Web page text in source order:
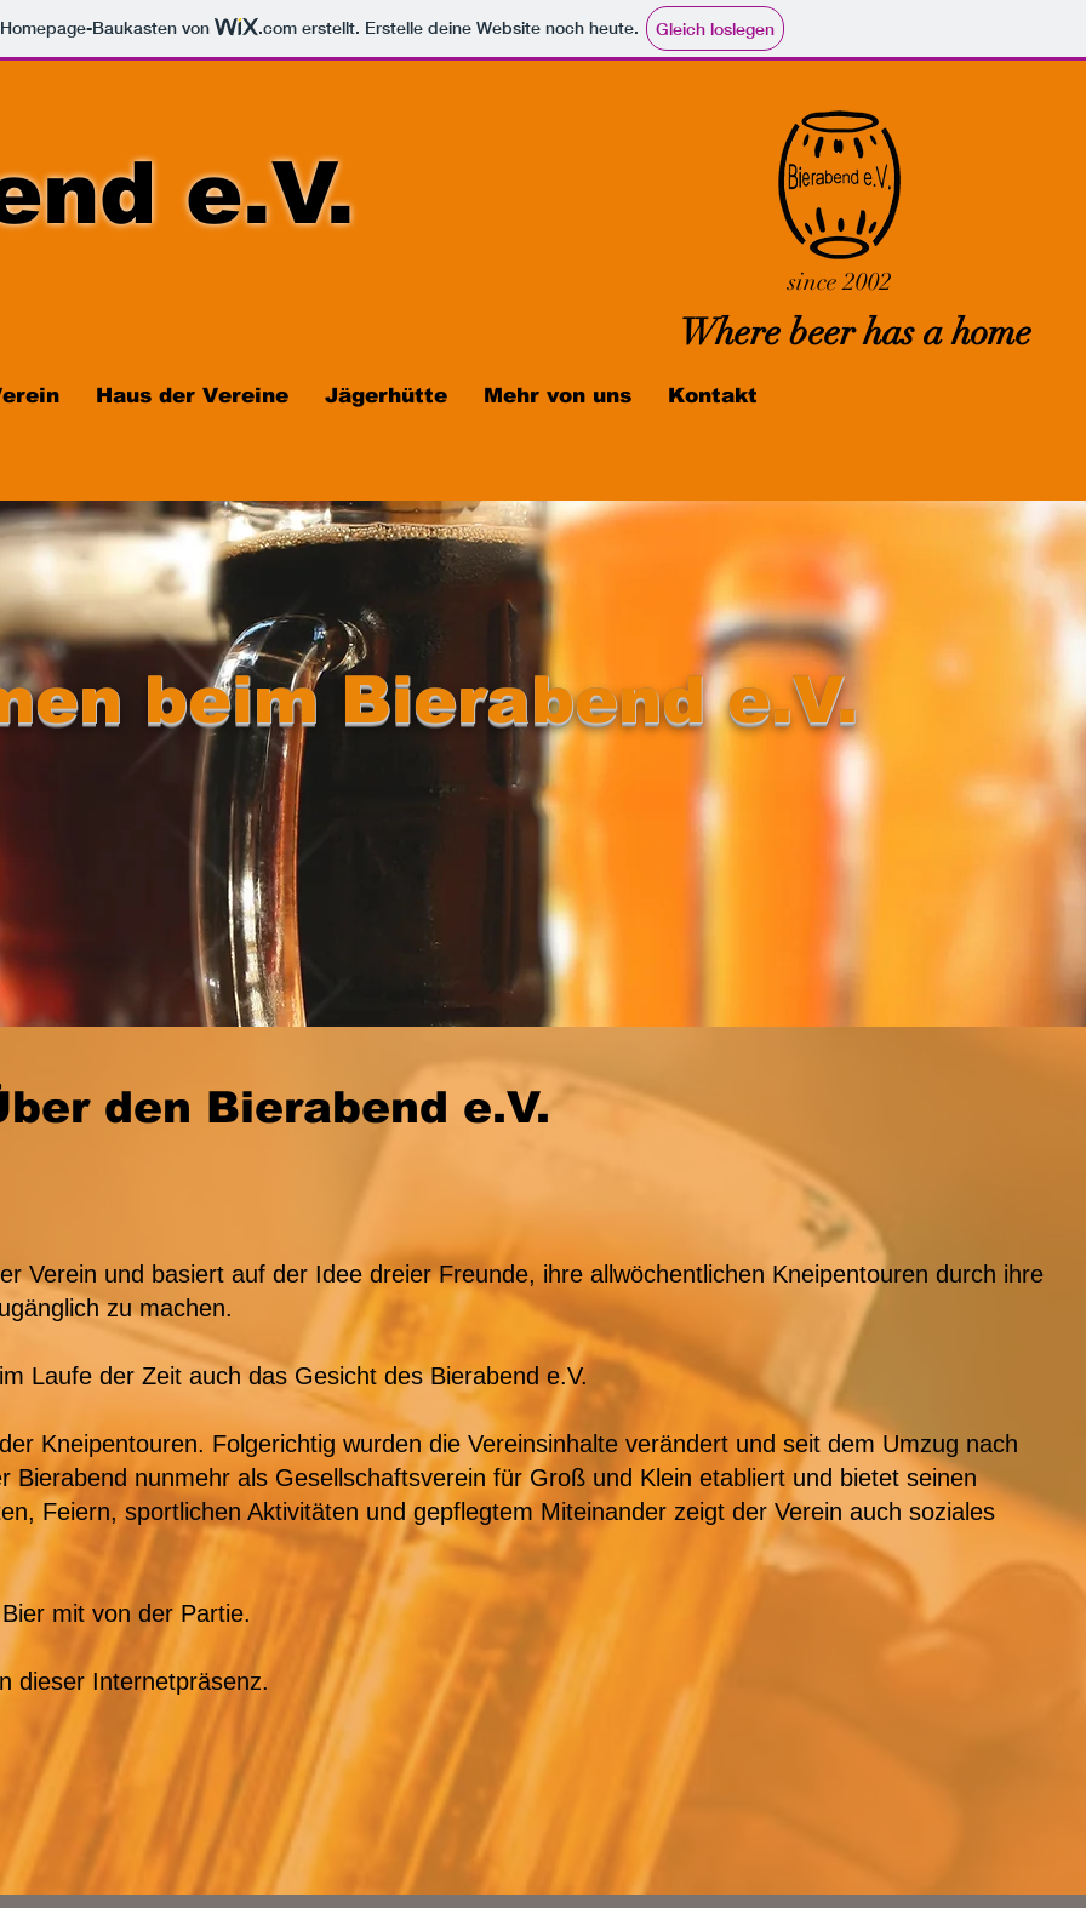
Baukasten von .com erstellt. Erstelle deine Website noch heute. Gleich loslegen
e.V.
since 2002
Where beer has a home
Haus der Vereine Jägerhütte Mehr von uns Kontakt
beim Bierabend e.V.
den Bierabend e.V.
Verein und basiert auf der Idee dreier Freunde, ihre allwöchentlichen Kneipentouren durch ihre
zu machen.
Laufe der Zeit auch das Gesicht des Bierabend e.V.
Kneipentouren. Folgerichtig wurden die Vereinsinhalte verändert und seit dem Umzug nach
nunmehr als Gesellschaftsverein für Groß und Klein etabliert und bietet seinen
Feiern, sportlichen Aktivitäten und gepflegtem Miteinander zeigt der Verein auch soziales
mit von der Partie.
dieser Internetpräsenz.